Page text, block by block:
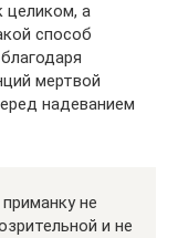
целиком, а
способ
мертвой
надеванием
не
и не